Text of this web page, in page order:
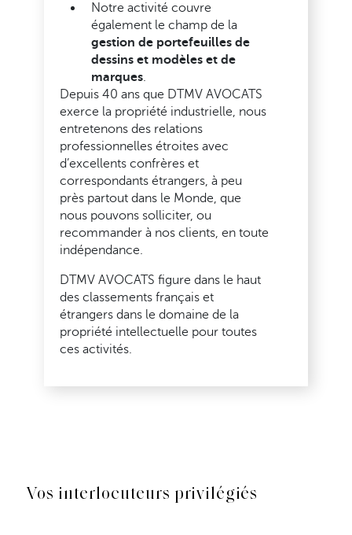
Notre activité couvre
également le champ de la
gestion de portefeuilles de
dessins et modèles et de
marques.
Depuis 40 ans que DTMV AVOCATS
exerce la propriété industrielle, nous
entretenons des relations
professionnelles étroites avec
d’excellents confrères et
correspondants étrangers, à peu
près partout dans le Monde, que
nous pouvons solliciter, ou
recommander à nos clients, en toute
indépendance.
DTMV AVOCATS figure dans le haut
des classements français et
étrangers dans le domaine de la
propriété intellectuelle pour toutes
ces activités.
Vos interlocuteurs privilégiés